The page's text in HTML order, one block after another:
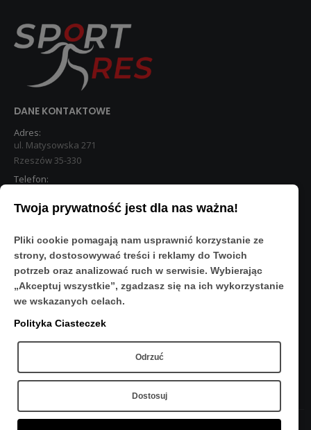
DANE KONTAKTOWE
Adres:
ul. Matysowska 271
Rzeszów 35-330
Telefon:
STREFA KLIENTA
Moje konto
O Nas
Polityka prywatności
Regulamin
FAQ
OBSERWUJ NAS
Twoja prywatność jest dla nas ważna!
Pliki cookie pomagają nam usprawnić korzystanie ze
strony, dostosowywać treści i reklamy do Twoich
potrzeb oraz analizować ruch w serwisie. Wybierając
„Akceptuj wszystkie”, zgadzasz się na ich wykorzystanie
we wskazanych celach.
Polityka Ciasteczek
Odrzuć
Dostosuj